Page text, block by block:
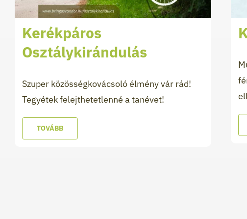
Kerékpáros
Osztálykirándulás
Szuper közösségkovácsoló élmény vár rád!
Tegyétek felejthetetlenné a tanévet!
TOVÁBB